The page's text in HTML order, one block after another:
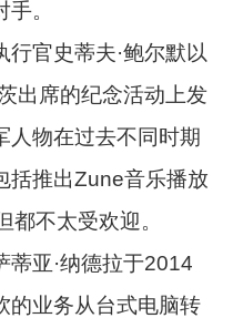
。
官史蒂夫·鲍尔默以
出席的纪念活动上发
人物在过去不同时期
括推出Zune音乐播放
不太受欢迎。
亚·纳德拉于2014
的业务从台式电脑转